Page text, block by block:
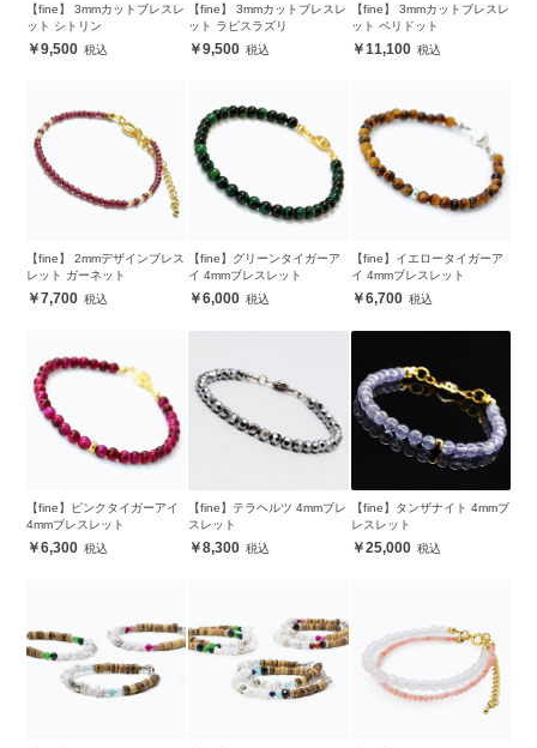
【fine】 3mmカットブレスレ
ット シトリン
9,500
【fine】 3mmカットブレスレ
ット ラピスラズリ
9,500
【fine】 3mmカットブレスレ
ット ペリドット
11,100
【fine】 2mmデザインブレス
レット ガーネット
7,700
【fine】グリーンタイガーア
イ 4mmブレスレット
6,000
【fine】イエロータイガーア
イ 4mmブレスレット
6,700
【fine】ピンクタイガーアイ
4mmブレスレット
6,300
【fine】テラヘルツ 4mmブレ
スレット
8,300
【fine】タンザナイト 4mmブ
レスレット
25,000